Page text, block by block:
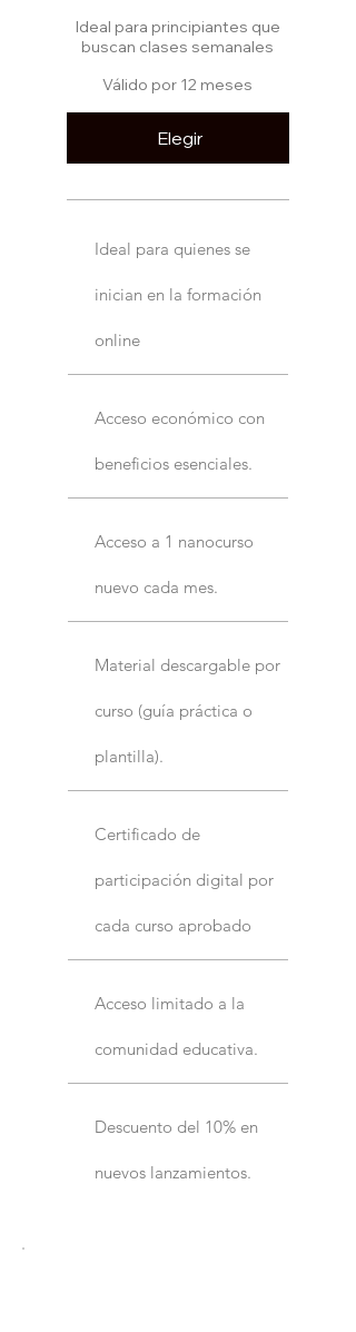
Ideal para principiantes que
buscan clases semanales
Válido por 12 meses
Elegir
Ideal para quienes se
inician en la formación
online
Acceso económico con
beneficios esenciales.
Acceso a 1 nanocurso
nuevo cada mes.
Material descargable por
curso (guía práctica o
plantilla).
Certificado de
participación digital por
cada curso aprobado
Acceso limitado a la
comunidad educativa.
Descuento del 10% en
nuevos lanzamientos.